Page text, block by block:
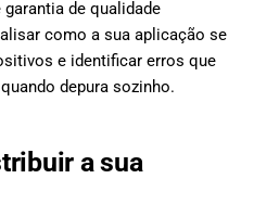
de qualidade
como a sua aplicação se
e identificar erros que
depura sozinho.
a sua